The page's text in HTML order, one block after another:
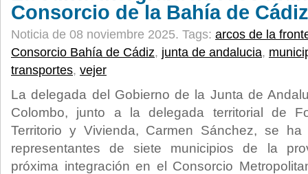
Consorcio de la Bahía de Cádiz
Noticia de 08 noviembre 2025. Tags: arcos de la
Consorcio Bahía de Cádiz, junta de andalucia,
transportes, vejer
La delegada del Gobierno de la Junta de
Colombo, junto a la delegada territorial de
Territorio y Vivienda, Carmen Sánchez, se
representantes de siete municipios de la
próxima integración en el Consorcio